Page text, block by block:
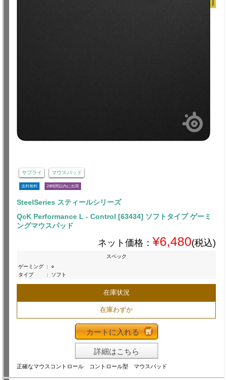
サプライ マウスパッド
送料無料 24時間以内に出荷
SteelSeries スティールシリーズ
QcK Performance L - Control [63434] ソフトタイプ ゲーミ
ングマウスパッド
ネット価格： ¥6,480(税込)
スペック
ゲーミング :
○
タイプ
: ソフト
在庫状況
在庫わずか
カートに入れる
詳細はこちら
正確なマウスコントロール コントロール型 マウスパッド